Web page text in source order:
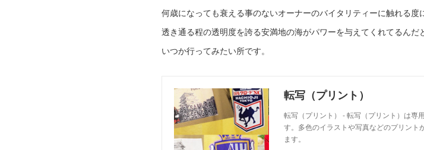
何歳になっても衰える事のないオーナーのバイタリティーに触れる度
透き通る程の透明度を誇る安満地の海がパワーを与えてくれてるんだ
いつか行ってみたい所です。
転写（プリント）
転写（プリント） - 転写（プリント）は専
す。多色のイラストや写真などのプリン
ます。